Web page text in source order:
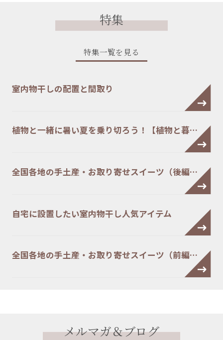
特集
特集一覧を見る
室内物干しの配置と間取り
植物と一緒に暑い夏を乗り切ろう！【植物と暮…
全国各地の手土産・お取り寄せスイーツ（後編…
自宅に設置したい室内物干し人気アイテム
全国各地の手土産・お取り寄せスイーツ（前編…
メルマガ＆ブログ